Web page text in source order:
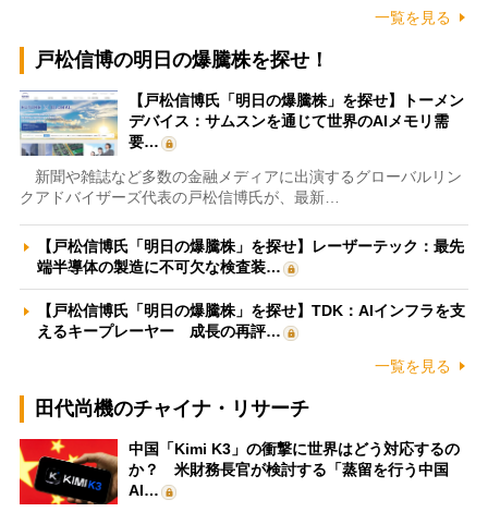
一覧を見る
戸松信博の明日の爆騰株を探せ！
【戸松信博氏「明日の爆騰株」を探せ】トーメン
デバイス：サムスンを通じて世界のAIメモリ需
要…
新聞や雑誌など多数の金融メディアに出演するグローバルリン
クアドバイザーズ代表の戸松信博氏が、最新…
【戸松信博氏「明日の爆騰株」を探せ】レーザーテック：最先
端半導体の製造に不可欠な検査装…
【戸松信博氏「明日の爆騰株」を探せ】TDK：AIインフラを支
えるキープレーヤー 成長の再評…
一覧を見る
田代尚機のチャイナ・リサーチ
中国「Kimi K3」の衝撃に世界はどう対応するの
か？ 米財務長官が検討する「蒸留を行う中国
AI…